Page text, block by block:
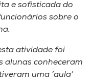
e sofisticada do
sobre o
atividade foi
alunas conheceram
uma ‘aula’